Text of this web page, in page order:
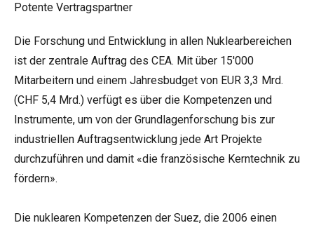
Potente Vertragspartner
Die Forschung und Entwicklung in allen Nuklearbereichen
ist der zentrale Auftrag des CEA. Mit über 15'000
Mitarbeitern und einem Jahresbudget von EUR 3,3 Mrd.
(CHF 5,4 Mrd.) verfügt es über die Kompetenzen und
Instrumente, um von der Grundlagenforschung bis zur
industriellen Auftragsentwicklung jede Art Projekte
durchzuführen und damit «die französische Kerntechnik zu
fördern».
Die nuklearen Kompetenzen der Suez, die 2006 einen